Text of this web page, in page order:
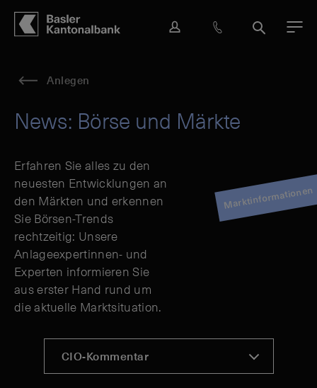
Hauptbereich
Inhalt
navigation
Suche
M
L
H
&
K
a
S
Anlegen
News: Börse und Märkte
Erfahren Sie alles zu den
neuesten Entwicklungen an
den Märkten und erkennen
Sie Börsen-Trends
rechtzeitig: Unsere
Anlageexpertinnen- und
Experten informieren Sie
aus erster Hand rund um
die aktuelle Marktsituation.
Marktinformationen
CIO-Kommentar